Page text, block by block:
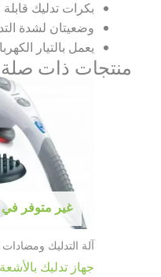
بكرات تدليك
وضعيتان لشدة
يعمل بالتيار
منتجات ذات صلة
غير متوفر
آلة التدليك
جهاز تدليك